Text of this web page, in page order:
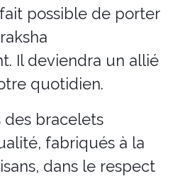
possible de porter
Il deviendra un allié
quotidien.
des bracelets
fabriqués à la
dans le respect